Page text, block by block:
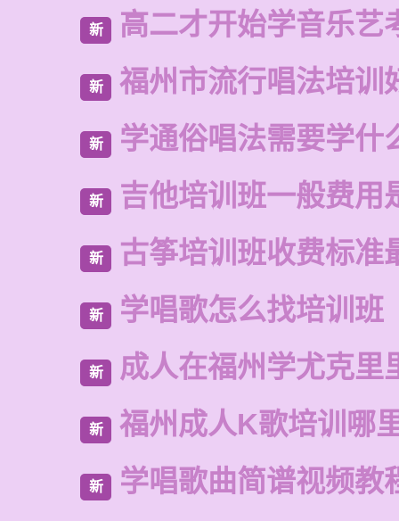
新 高二才开始学音乐艺
新 福州市流行唱法培训
新 学通俗唱法需要学什
新 吉他培训班一般费用
新 古筝培训班收费标准
新 学唱歌怎么找培训班
新 成人在福州学尤克里
新 福州成人K歌培训哪
新 学唱歌曲简谱视频教